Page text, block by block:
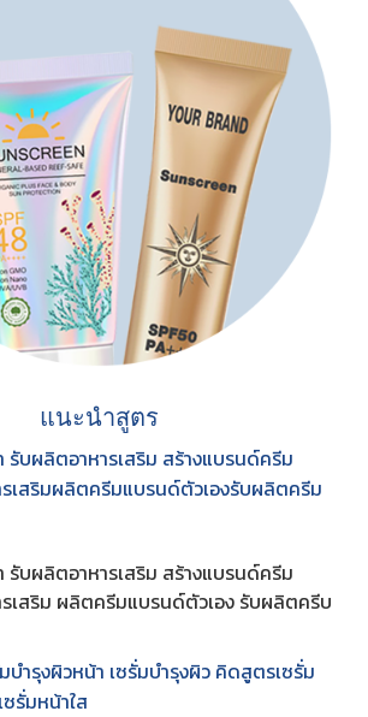
แนะนำสูตร
บผลิตอาหารเสริม สร้างแบรนด์ครีม
เสริมผลิตครีมแบรนด์ตัวเองรับผลิตครีม
บผลิตอาหารเสริม สร้างแบรนด์ครีม
เสริม ผลิตครีมแบรนด์ตัวเอง รับผลิตครีบ
บำรุงผิวหน้า เซรั่มบำรุงผิว คิดสูตรเซรั่ม
รั่มหน้าใส